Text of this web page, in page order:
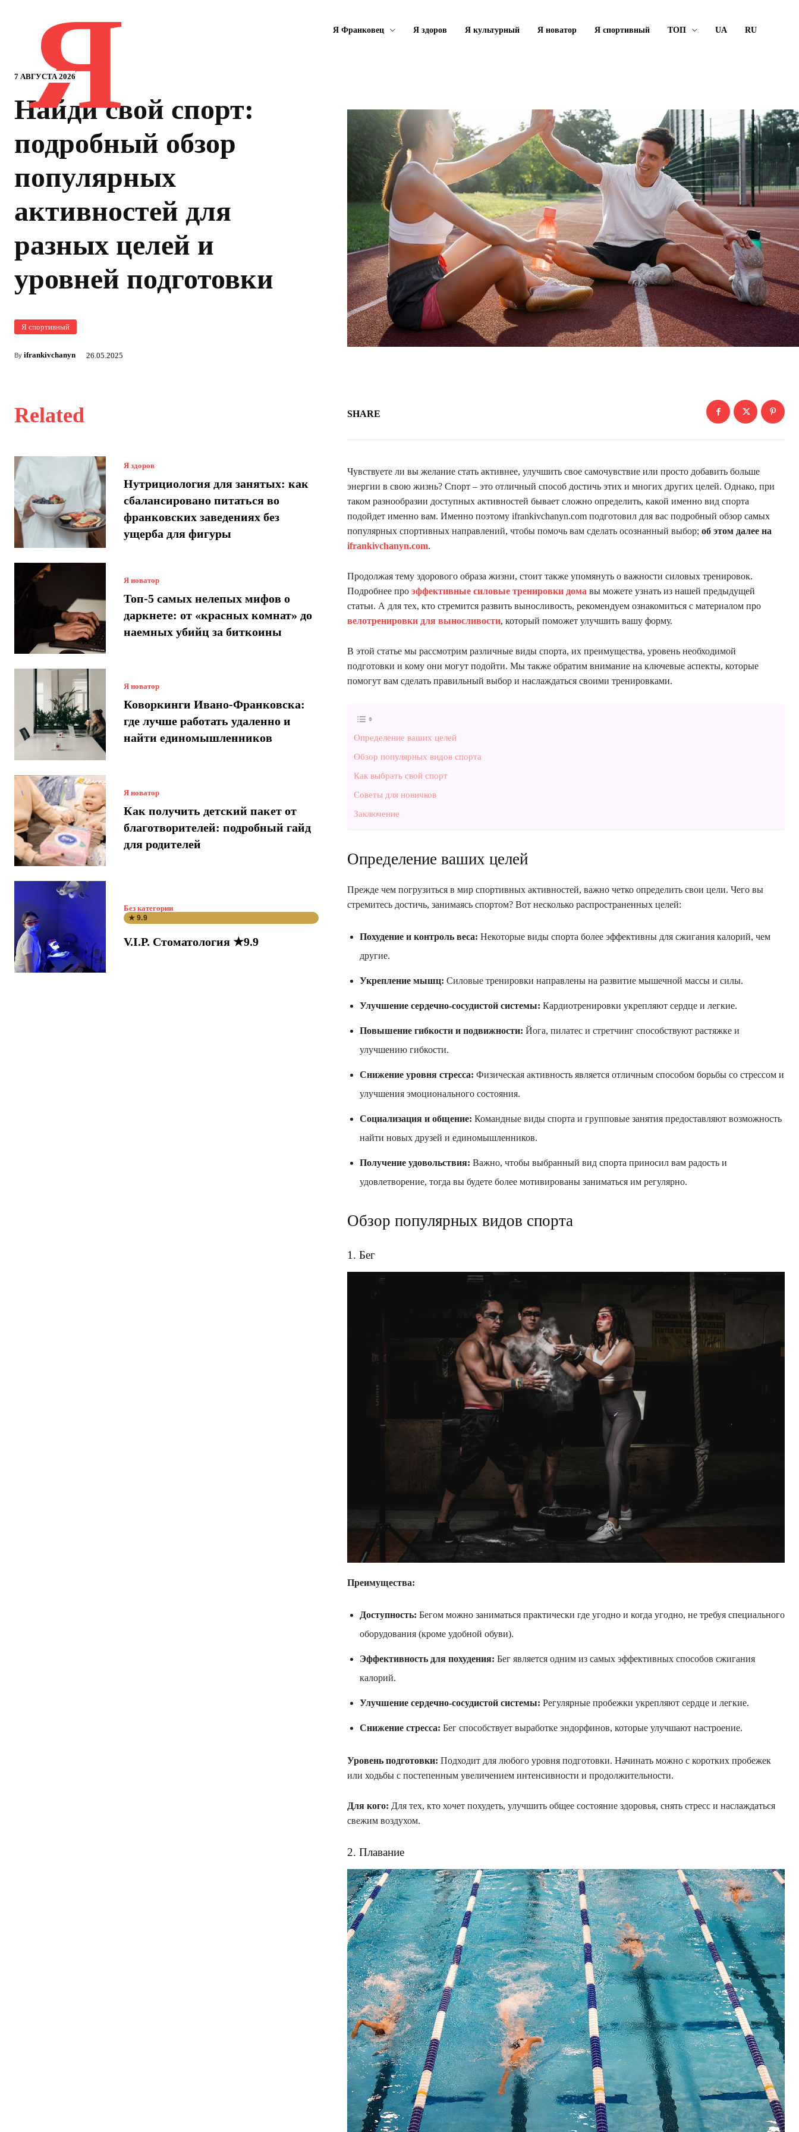
7 АВГУСТА 2026
Я Я Франковец Я здоров Я культурный Я новатор Я спортивный ТОП UA RU
Найди свой спорт:
подробный обзор
популярных
активностей для
разных целей и
уровней подготовки
Я спортивный
By ifrankivchanyn 26.05.2025
Related
Я здоров
Нутрициология для занятых: как
сбалансировано питаться во
франковских заведениях без
ущерба для фигуры
Я новатор
Топ-5 самых нелепых мифов о
даркнете: от «красных комнат» до
наемных убийц за биткоины
Я новатор
Коворкинги Ивано-Франковска:
где лучше работать удаленно и
найти единомышленников
Я новатор
Как получить детский пакет от
благотворителей: подробный гайд
для родителей
Без категории
★ 9.9
V.I.P. Стоматология ★9.9
SHARE
Чувствуете ли вы желание стать активнее, улучшить свое самочувствие или просто добавить больше
энергии в свою жизнь? Спорт – это отличный способ достичь этих и многих других целей. Однако, при
таком разнообразии доступных активностей бывает сложно определить, какой именно вид спорта
подойдет именно вам. Именно поэтому ifrankivchanyn.com подготовил для вас подробный обзор самых
популярных спортивных направлений, чтобы помочь вам сделать осознанный выбор; об этом далее на
ifrankivchanyn.com.
Продолжая тему здорового образа жизни, стоит также упомянуть о важности силовых тренировок.
Подробнее про эффективные силовые тренировки дома вы можете узнать из нашей предыдущей
статьи. А для тех, кто стремится развить выносливость, рекомендуем ознакомиться с материалом про
велотренировки для выносливости, который поможет улучшить вашу форму.
В этой статье мы рассмотрим различные виды спорта, их преимущества, уровень необходимой
подготовки и кому они могут подойти. Мы также обратим внимание на ключевые аспекты, которые
помогут вам сделать правильный выбор и наслаждаться своими тренировками.
Определение ваших целей
Обзор популярных видов спорта
Как выбрать свой спорт
Советы для новичков
Заключение
Определение ваших целей
Прежде чем погрузиться в мир спортивных активностей, важно четко определить свои цели. Чего вы
стремитесь достичь, занимаясь спортом? Вот несколько распространенных целей:
Похудение и контроль веса: Некоторые виды спорта более эффективны для сжигания калорий, чем
другие.
Укрепление мышц: Силовые тренировки направлены на развитие мышечной массы и силы.
Улучшение сердечно-сосудистой системы: Кардиотренировки укрепляют сердце и легкие.
Повышение гибкости и подвижности: Йога, пилатес и стретчинг способствуют растяжке и
улучшению гибкости.
Снижение уровня стресса: Физическая активность является отличным способом борьбы со стрессом и
улучшения эмоционального состояния.
Социализация и общение: Командные виды спорта и групповые занятия предоставляют возможность
найти новых друзей и единомышленников.
Получение удовольствия: Важно, чтобы выбранный вид спорта приносил вам радость и
удовлетворение, тогда вы будете более мотивированы заниматься им регулярно.
Обзор популярных видов спорта
1. Бег
Преимущества:
Доступность: Бегом можно заниматься практически где угодно и когда угодно, не требуя специального
оборудования (кроме удобной обуви).
Эффективность для похудения: Бег является одним из самых эффективных способов сжигания
калорий.
Улучшение сердечно-сосудистой системы: Регулярные пробежки укрепляют сердце и легкие.
Снижение стресса: Бег способствует выработке эндорфинов, которые улучшают настроение.
Уровень подготовки: Подходит для любого уровня подготовки. Начинать можно с коротких пробежек
или ходьбы с постепенным увеличением интенсивности и продолжительности.
Для кого: Для тех, кто хочет похудеть, улучшить общее состояние здоровья, снять стресс и наслаждаться
свежим воздухом.
2. Плавание